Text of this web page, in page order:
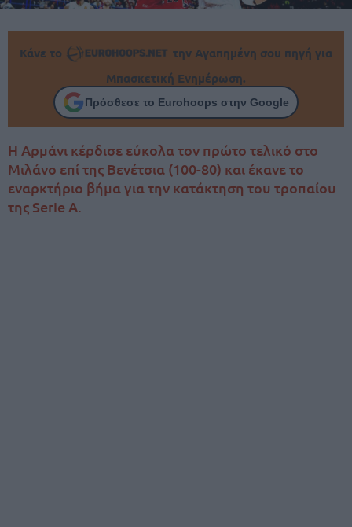
Κάνε το
την Αγαπημένη σου πηγή για
Μπασκετική Ενημέρωση.
Πρόσθεσε το Eurohoops στην Google
Η Αρμάνι κέρδισε εύκολα τον πρώτο τελικό στο
Μιλάνο επί της Βενέτσια (100-80) και έκανε το
εναρκτήριο βήμα για την κατάκτηση του τροπαίου
της Serie A.